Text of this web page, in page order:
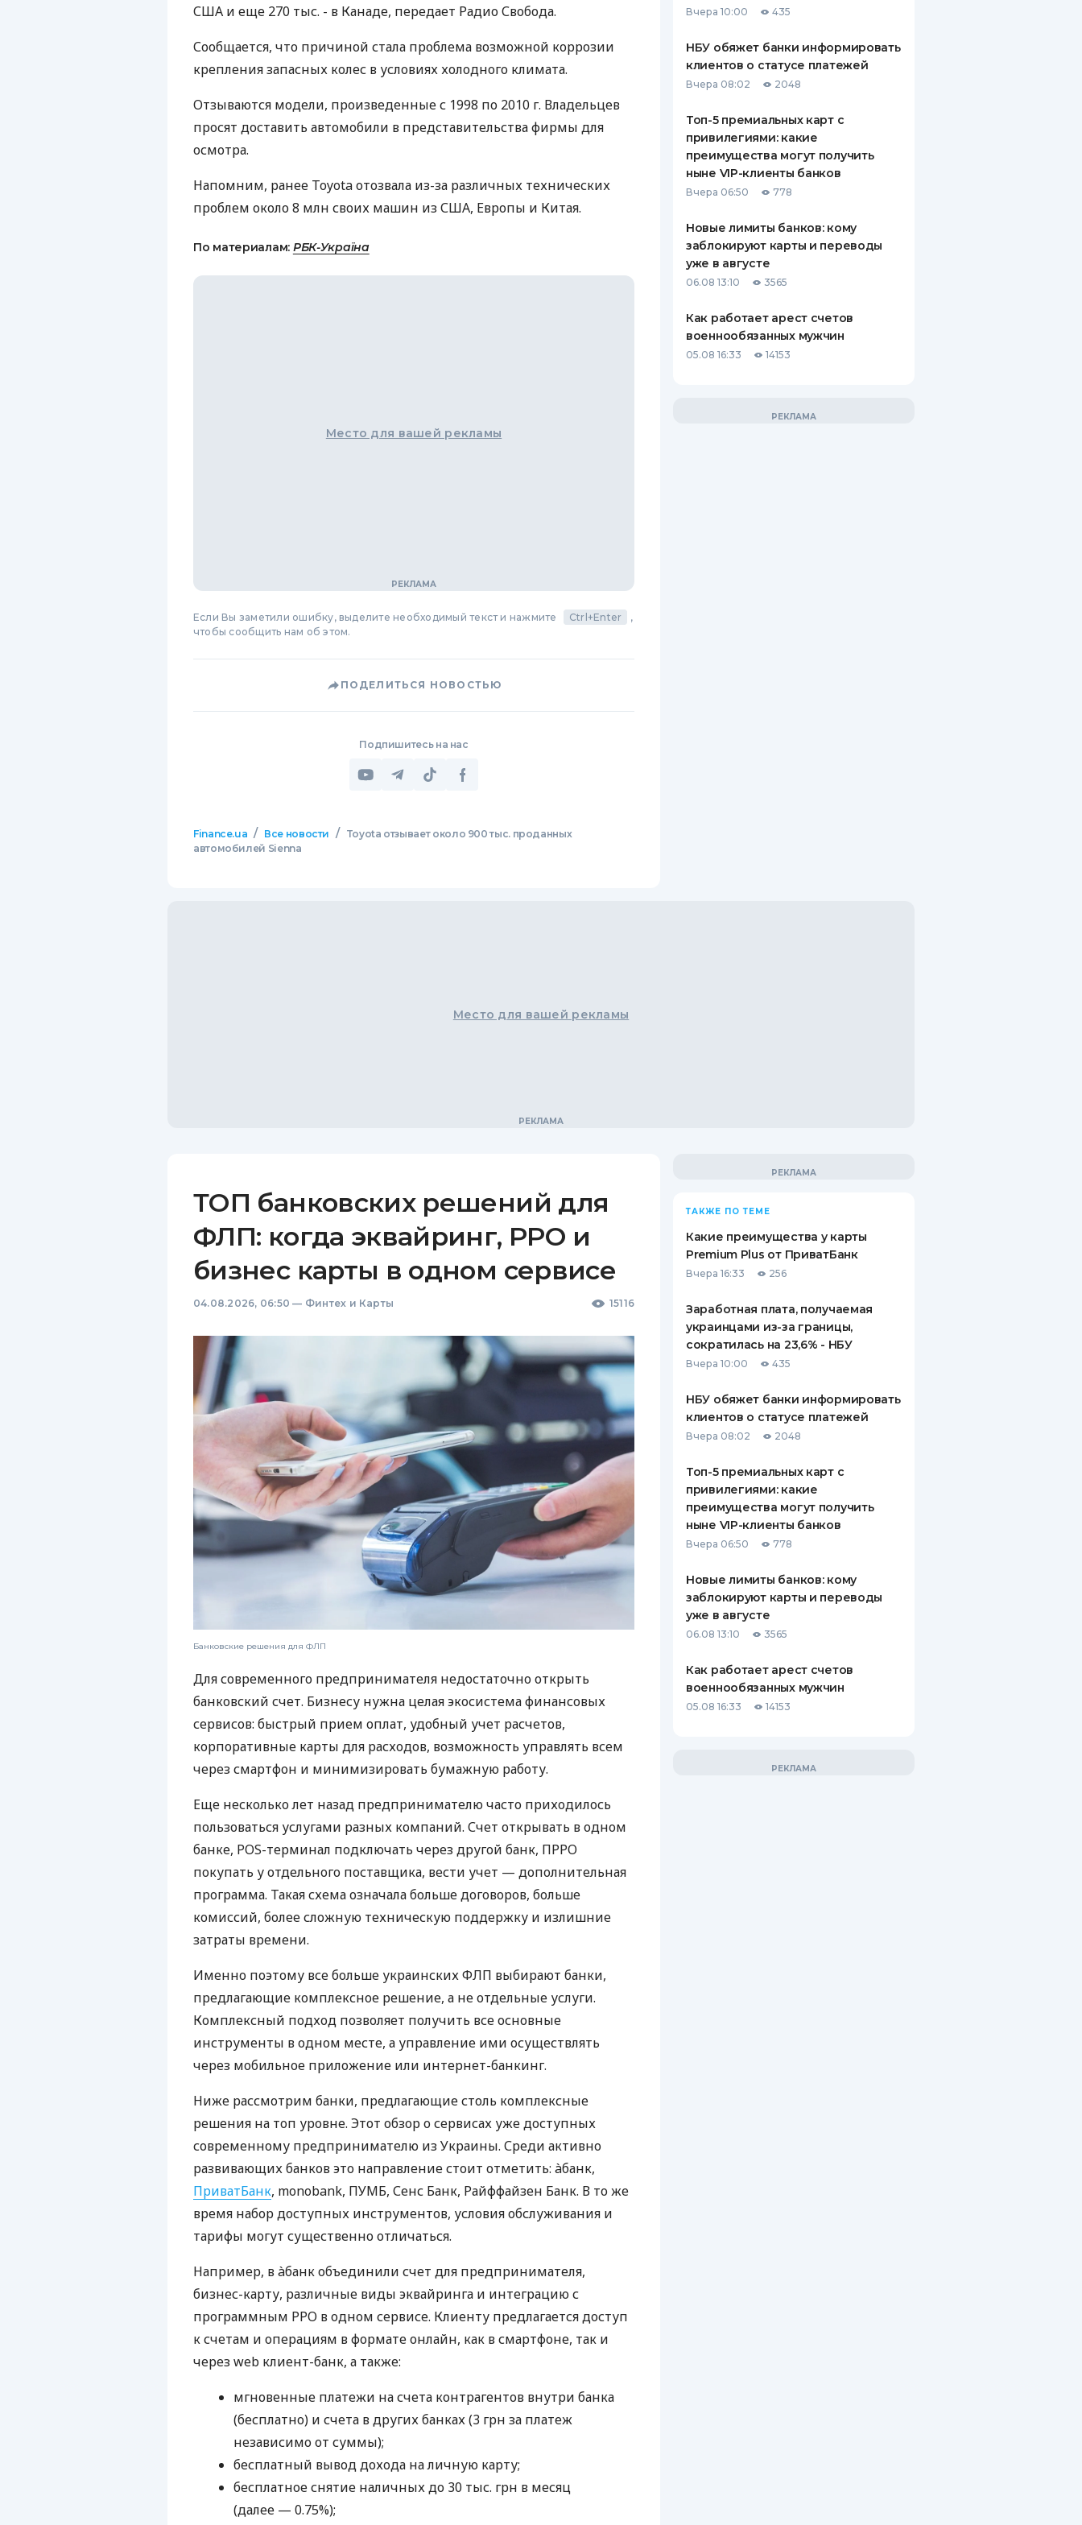
КЕШБЭКА
ПУТЕВОДИТЕЛИ ПО
СТРАХОВАНИЮ
ВСЕ СТРАХОВЫЕ ПОЛИСЫ
ОТЗЫВЫ О СТРАХОВЫХ
КОМПАНИЯХ
США и еще 270 тыс. - в Канаде, передает Радио Свобода.
Сообщается, что причиной стала проблема возможной коррозии
крепления запасных колес в условиях холодного климата.
Отзываются модели, произведенные с 1998 по 2010 г. Владельцев
просят доставить автомобили в представительства фирмы для
осмотра.
Напомним, ранее Toyota отозвала из-за различных технических
проблем около 8 млн своих машин из США, Европы и Китая.
По материалам: РБК-Україна
Место для вашей рекламы
Если Вы заметили ошибку, выделите необходимый текст и нажмите Ctrl+Enter
,
чтобы сообщить нам об этом.
ПОДЕЛИТЬСЯ НОВОСТЬЮ
Подпишитесь на нас
Finance.ua / Все новости /
Toyota отзывает около 900 тыс. проданных
автомобилей Sienna
Вчера 10:00 435
НБУ обяжет банки информировать
клиентов о статусе платежей
Вчера 08:02 2048
Топ-5 премиальных карт с
привилегиями: какие
преимущества могут получить
ныне VIP-клиенты банков
Вчера 06:50 778
Новые лимиты банков: кому
заблокируют карты и переводы
уже в августе
06.08 13:10 3565
Как работает арест счетов
военнообязанных мужчин
05.08 16:33 14153
Место для вашей рекламы
ТОП банковских решений для
ФЛП: когда эквайринг, РРО и
бизнес карты в одном сервисе
04.08.2026, 06:50 — Финтех и Карты 15116
Банковские решения для ФЛП
Для современного предпринимателя недостаточно открыть
банковский счет. Бизнесу нужна целая экосистема финансовых
сервисов: быстрый прием оплат, удобный учет расчетов,
корпоративные карты для расходов, возможность управлять всем
через смартфон и минимизировать бумажную работу.
Еще несколько лет назад предпринимателю часто приходилось
пользоваться услугами разных компаний. Счет открывать в одном
банке, POS-терминал подключать через другой банк, ПРРО
покупать у отдельного поставщика, вести учет — дополнительная
программа. Такая схема означала больше договоров, больше
комиссий, более сложную техническую поддержку и излишние
затраты времени.
Именно поэтому все больше украинских ФЛП выбирают банки,
предлагающие комплексное решение, а не отдельные услуги.
Комплексный подход позволяет получить все основные
инструменты в одном месте, а управление ими осуществлять
через мобильное приложение или интернет-банкинг.
Ниже рассмотрим банки, предлагающие столь комплексные
решения на топ уровне. Этот обзор о сервисах уже доступных
современному предпринимателю из Украины. Среди активно
развивающих банков это направление стоит отметить: àбанк,
ПриватБанк, monobank, ПУМБ, Сенс Банк, Райффайзен Банк. В то же
время набор доступных инструментов, условия обслуживания и
тарифы могут существенно отличаться.
Например, в àбанк объединили счет для предпринимателя,
бизнес-карту, различные виды эквайринга и интеграцию с
программным РРО в одном сервисе. Клиенту предлагается доступ
к счетам и операциям в формате онлайн, как в смартфоне, так и
через web клиент-банк, а также:
мгновенные платежи на счета контрагентов внутри банка
(бесплатно) и счета в других банках (3 грн за платеж
независимо от суммы);
бесплатный вывод дохода на личную карту;
бесплатное снятие наличных до 30 тыс. грн в месяц
(далее — 0.75%);
ТАКЖЕ ПО ТЕМЕ
Какие преимущества у карты
Premium Plus от ПриватБанк
Вчера 16:33 256
Заработная плата, получаемая
украинцами из-за границы,
сократилась на 23,6% - НБУ
Вчера 10:00 435
НБУ обяжет банки информировать
клиентов о статусе платежей
Вчера 08:02 2048
Топ-5 премиальных карт с
привилегиями: какие
преимущества могут получить
ныне VIP-клиенты банков
Вчера 06:50 778
Новые лимиты банков: кому
заблокируют карты и переводы
уже в августе
06.08 13:10 3565
Как работает арест счетов
военнообязанных мужчин
05.08 16:33 14153